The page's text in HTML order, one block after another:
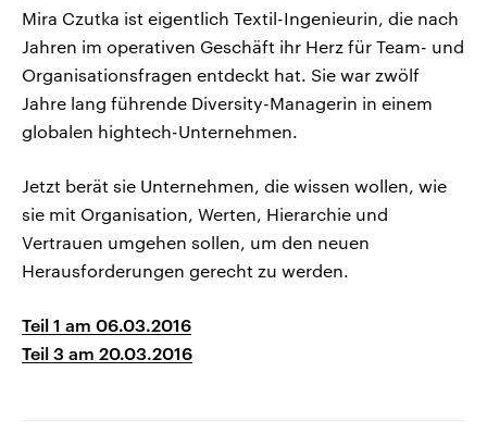
Mira Czutka ist eigentlich Textil-Ingenieurin, die nach
Jahren im operativen Geschäft ihr Herz für Team- und
Organisationsfragen entdeckt hat. Sie war zwölf
Jahre lang führende Diversity-Managerin in einem
globalen hightech-Unternehmen.
Jetzt berät sie Unternehmen, die wissen wollen, wie
sie mit Organisation, Werten, Hierarchie und
Vertrauen umgehen sollen, um den neuen
Herausforderungen gerecht zu werden.
Teil 1 am 06.03.2016
Teil 3 am 20.03.2016